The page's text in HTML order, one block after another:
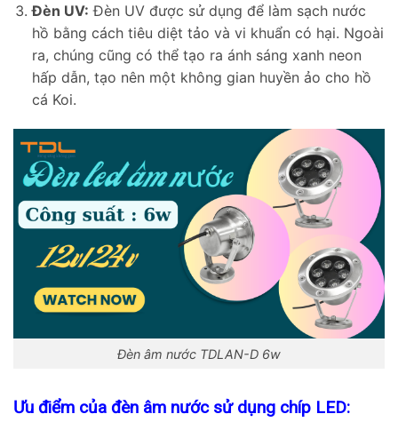
Đèn UV: Đèn UV được sử dụng để làm sạch nước
hồ bằng cách tiêu diệt tảo và vi khuẩn có hại. Ngoài
ra, chúng cũng có thể tạo ra ánh sáng xanh neon
hấp dẫn, tạo nên một không gian huyền ảo cho hồ
cá Koi.
Đèn âm nước TDLAN-D 6w
Ưu điểm của đèn âm nước sử dụng chíp LED: